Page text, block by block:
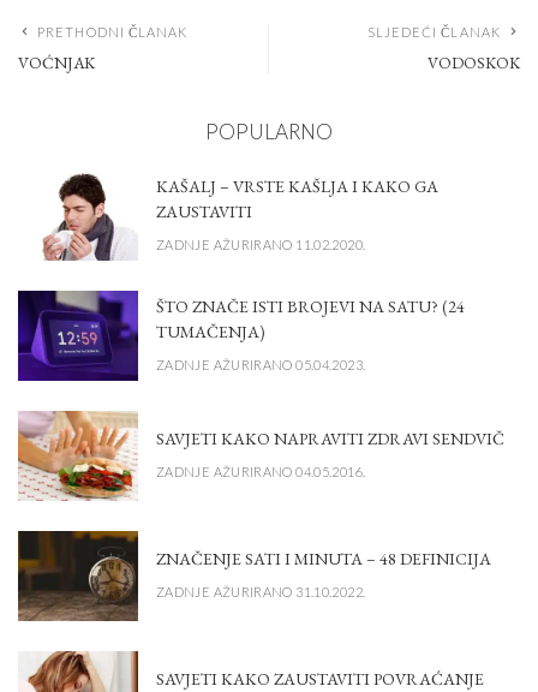
PRETHODNI ČLANAK
VOĆNJAK
SLJEDEĆI ČLANAK
VODOSKOK
POPULARNO
KAŠALJ – VRSTE KAŠLJA I KAKO GA
ZAUSTAVITI
ZADNJE AŽURIRANO 11.02.2020.
ŠTO ZNAČE ISTI BROJEVI NA SATU? (24
TUMAČENJA)
ZADNJE AŽURIRANO 05.04.2023.
SAVJETI KAKO NAPRAVITI ZDRAVI SENDVIČ
ZADNJE AŽURIRANO 04.05.2016.
ZNAČENJE SATI I MINUTA – 48 DEFINICIJA
ZADNJE AŽURIRANO 31.10.2022.
SAVJETI KAKO ZAUSTAVITI POVRAĆANJE